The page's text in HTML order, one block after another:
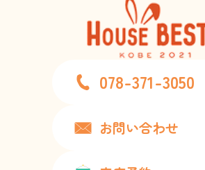
078-371-3050
お問い合わせ